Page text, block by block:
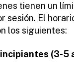
tienen un
sesión. El
los siguientes:
(3-5